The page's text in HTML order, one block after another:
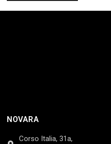
NOVARA
Corso Italia, 31a,